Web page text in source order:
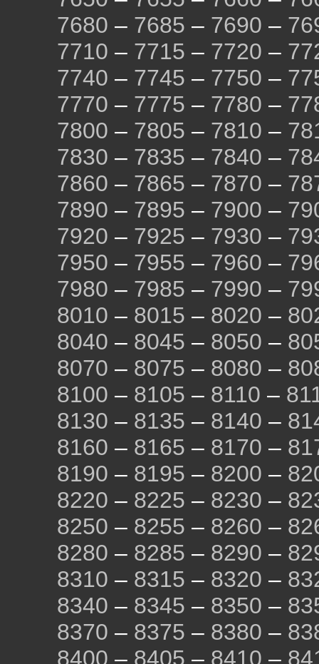
7680 – 7685 – 7690 –
7710 – 7715 – 7720 –
7740 – 7745 – 7750 –
7770 – 7775 – 7780 –
7800 – 7805 – 7810 –
7830 – 7835 – 7840 –
7860 – 7865 – 7870 –
7890 – 7895 – 7900 –
7920 – 7925 – 7930 –
7950 – 7955 – 7960 –
7980 – 7985 – 7990 –
8010 – 8015 – 8020 –
8040 – 8045 – 8050 –
8070 – 8075 – 8080 –
8100 – 8105 – 8110 –
8130 – 8135 – 8140 –
8160 – 8165 – 8170 –
8190 – 8195 – 8200 –
8220 – 8225 – 8230 –
8250 – 8255 – 8260 –
8280 – 8285 – 8290 –
8310 – 8315 – 8320 –
8340 – 8345 – 8350 –
8370 – 8375 – 8380 –
8400 – 8405 – 8410 –